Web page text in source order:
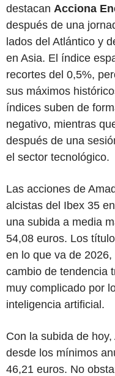
destacan Acciona
después de una
lados del Atlántico y
en Asia. El índice
recortes del 0,5%,
sus máximos
índices suben de
negativo, mientras
después de una
el sector tecnológico.
Las acciones de
alcistas del Ibex 35
una subida a media
54,08 euros. Los
en lo que va de
cambio de tendencia
muy complicado por
inteligencia artificial.
Con la subida de
desde los mínimos
46,21 euros. No